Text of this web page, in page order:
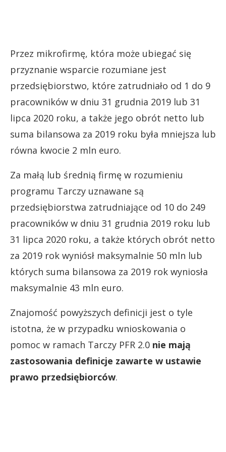
Przez mikrofirmę, która może ubiegać się
przyznanie wsparcie rozumiane jest
przedsiębiorstwo, które zatrudniało od 1 do 9
pracowników w dniu 31 grudnia 2019 lub 31
lipca 2020 roku, a także jego obrót netto lub
suma bilansowa za 2019 roku była mniejsza lub
równa kwocie 2 mln euro.
Za małą lub średnią firmę w rozumieniu
programu Tarczy uznawane są
przedsiębiorstwa zatrudniające od 10 do 249
pracowników w dniu 31 grudnia 2019 roku lub
31 lipca 2020 roku, a także których obrót netto
za 2019 rok wyniósł maksymalnie 50 mln lub
których suma bilansowa za 2019 rok wyniosła
maksymalnie 43 mln euro.
Znajomość powyższych definicji jest o tyle
istotna, że w przypadku wnioskowania o
pomoc w ramach Tarczy PFR 2.0 nie mają
zastosowania definicje zawarte w ustawie
prawo przedsiębiorców.